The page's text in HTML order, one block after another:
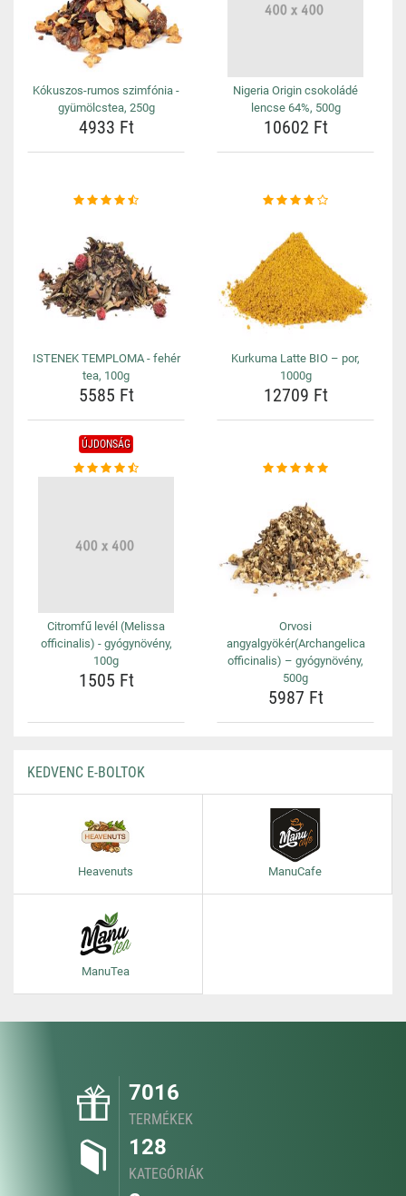
Kókuszos-rumos szimfónia -
gyümölcstea, 250g
4933 Ft
Nigeria Origin csokoládé
lencse 64%, 500g
10602 Ft
ISTENEK TEMPLOMA - fehér
tea, 100g
5585 Ft
Kurkuma Latte BIO – por,
1000g
12709 Ft
ÚJDONSÁG
Citromfű levél (Melissa
officinalis) - gyógynövény,
100g
1505 Ft
Orvosi
angyalgyökér(Archangelica
officinalis) – gyógynövény,
500g
5987 Ft
KEDVENC E-BOLTOK
Heavenuts ManuCafe
ManuTea
7016
TERMÉKEK
128
KATEGÓRIÁK